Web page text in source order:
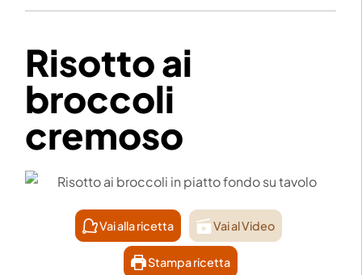
Risotto ai
broccoli
cremoso
Vai alla ricetta Vai al Video
Stampa ricetta